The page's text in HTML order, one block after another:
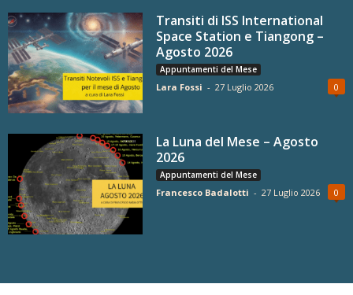
Transiti di ISS International
Space Station e Tiangong –
Agosto 2026
Appuntamenti del Mese
Lara Fossi - 27 Luglio 2026 0
La Luna del Mese – Agosto
2026
Appuntamenti del Mese
Francesco Badalotti - 27 Luglio 2026 0